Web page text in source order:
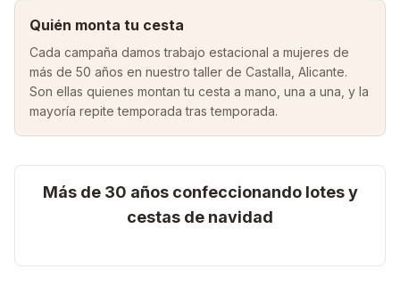
Quién monta tu cesta
Cada campaña damos trabajo estacional a mujeres de
más de 50 años en nuestro taller de Castalla, Alicante.
Son ellas quienes montan tu cesta a mano, una a una, y la
mayoría repite temporada tras temporada.
Más de 30 años confeccionando lotes y
cestas de navidad